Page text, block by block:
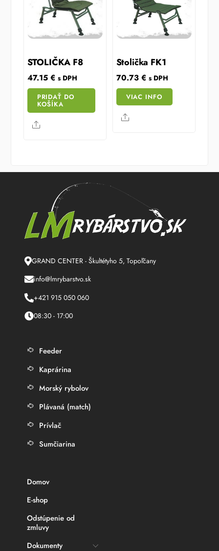
STOLIČKA F8
47.15 € s DPH
PRIDAŤ DO
KOŠÍKA
Share
Stolička FK1
70.73 € s DPH
VIAC INFO
Share
GRAND CENTER - Škultétyho 5, Topoľčany
info@lmrybarstvo.sk
+421 915 050 060
08:30 - 17:00
Feeder
Kaprárina
Morský rybolov
Plávaná (match)
Prívlač
Sumčiarina
Domov
E-shop
Odstúpenie od
zmluvy
Dokumenty